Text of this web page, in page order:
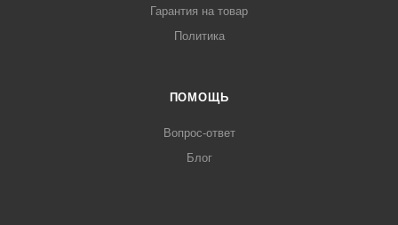
Гарантия на товар
Политика
ПОМОЩЬ
Вопрос-ответ
Блог